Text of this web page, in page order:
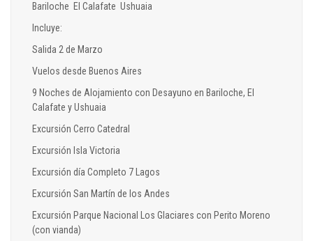
Bariloche El Calafate Ushuaia
Incluye:
Salida 2 de Marzo
Vuelos desde Buenos Aires
9 Noches de Alojamiento con Desayuno en Bariloche, El
Calafate y Ushuaia
Excursión Cerro Catedral
Excursión Isla Victoria
Excursión día Completo 7 Lagos
Excursión San Martín de los Andes
Excursión Parque Nacional Los Glaciares con Perito Moreno
(con vianda)